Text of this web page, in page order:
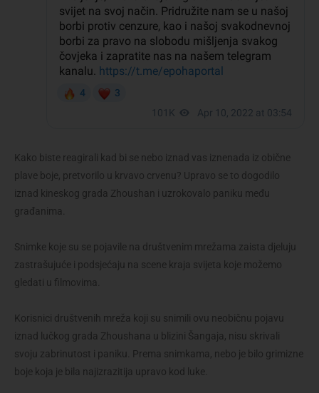
Kako biste reagirali kad bi se nebo iznad vas iznenada iz obične
plave boje, pretvorilo u krvavo crvenu? Upravo se to dogodilo
iznad kineskog grada Zhoushan i uzrokovalo paniku među
građanima.
Snimke koje su se pojavile na društvenim mrežama zaista djeluju
zastrašujuće i podsjećaju na scene kraja svijeta koje možemo
gledati u filmovima.
Korisnici društvenih mreža koji su snimili ovu neobičnu pojavu
iznad lučkog grada Zhoushana u blizini Šangaja, nisu skrivali
svoju zabrinutost i paniku. Prema snimkama, nebo je bilo grimizne
boje koja je bila najizrazitija upravo kod luke.